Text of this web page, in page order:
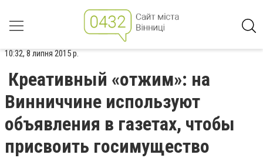
10:32, 8 липня 2015 р.
Креативный «отжим»: на
Винниччине используют
объявления в газетах, чтобы
присвоить госимущество